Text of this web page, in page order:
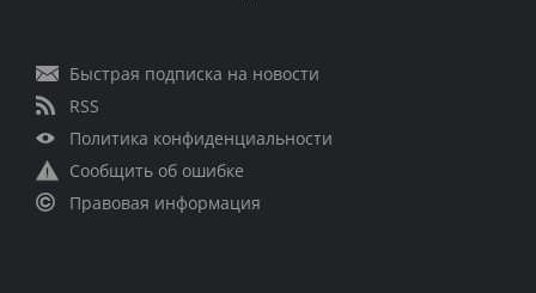
Быстрая подписка на новости
RSS
Политика конфиденциальности
Сообщить об ошибке
Правовая информация